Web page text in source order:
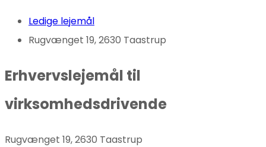
Ledige lejemål
Rugvænget 19, 2630 Taastrup
Erhvervslejemål til
virksomhedsdrivende
Rugvænget 19, 2630 Taastrup